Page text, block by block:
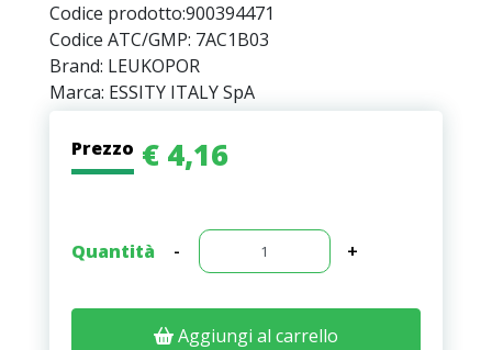
Codice prodotto:900394471
Codice ATC/GMP: 7AC1B03
Brand: LEUKOPOR
Marca: ESSITY ITALY SpA
Prezzo € 4,16
Quantità - +
Aggiungi al carrello